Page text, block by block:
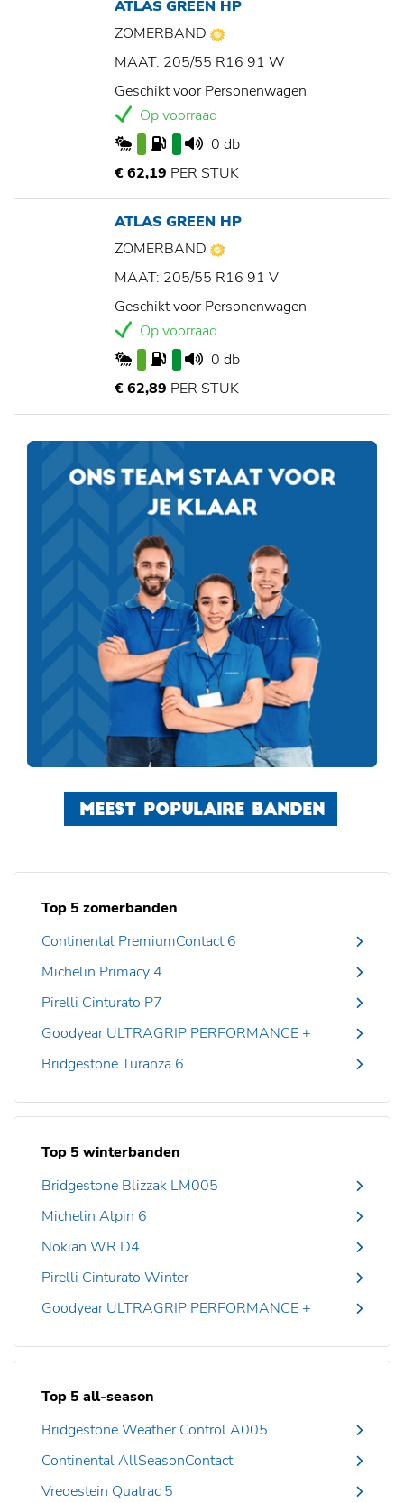
ATLAS GREEN HP
ZOMERBAND
MAAT: 205/55 R16 91 W
Geschikt voor Personenwagen
Op voorraad
0 db
€ 62,19 PER STUK
ATLAS GREEN HP
ZOMERBAND
MAAT: 205/55 R16 91 V
Geschikt voor Personenwagen
Op voorraad
0 db
€ 62,89 PER STUK
MEEST POPULAIRE BANDEN
Top 5 zomerbanden
Continental PremiumContact 6
Michelin Primacy 4
Pirelli Cinturato P7
Goodyear ULTRAGRIP PERFORMANCE +
Bridgestone Turanza 6
Top 5 winterbanden
Bridgestone Blizzak LM005
Michelin Alpin 6
Nokian WR D4
Pirelli Cinturato Winter
Goodyear ULTRAGRIP PERFORMANCE +
Top 5 all-season
Bridgestone Weather Control A005
Continental AllSeasonContact
Vredestein Quatrac 5